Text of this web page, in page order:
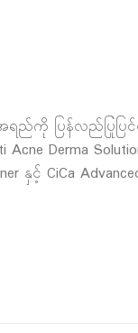
းအရည်ကို ပြန်လည်ပြုပ
Derma
င့် CiCa